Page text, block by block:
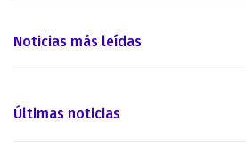
Noticias más leídas
Últimas noticias